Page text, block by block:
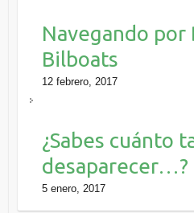
Navegando por
Bilboats
12 febrero, 2017
¿Sabes cuánto
desaparecer…?
5 enero, 2017